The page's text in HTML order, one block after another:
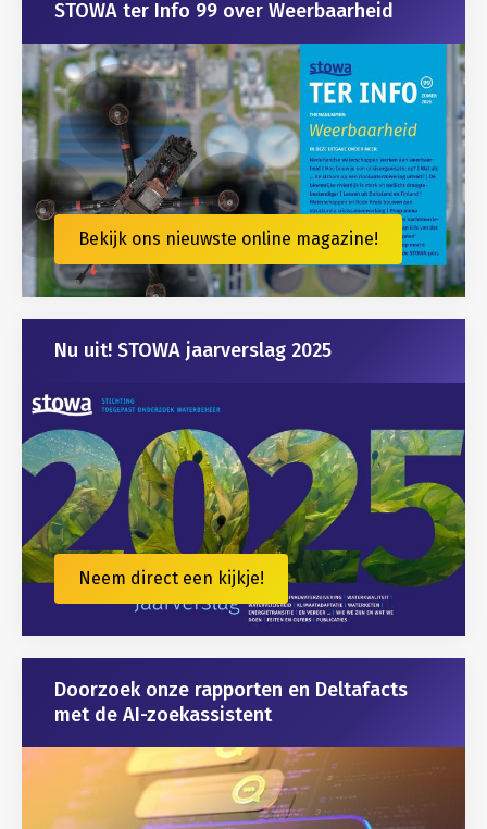
STOWA ter Info 99 over Weerbaarheid
Bekijk ons nieuwste online magazine!
Nu uit! STOWA jaarverslag 2025
Neem direct een kijkje!
Doorzoek onze rapporten en Deltafacts
met de AI-zoekassistent